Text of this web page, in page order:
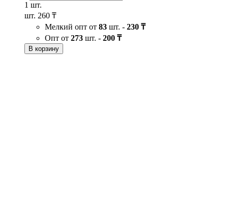
1 шт.
шт. 260 ₸
Мелкий опт от 83 шт. - 230 ₸
Опт от 273 шт. - 200 ₸
В корзину